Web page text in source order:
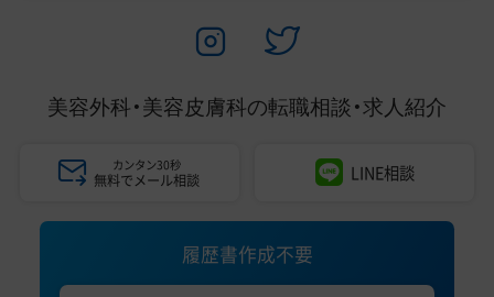
美容外科・美容皮膚科の転職相談・求人紹介
カンタン30秒
無料でメール相談 LINE相談
履歴書作成不要